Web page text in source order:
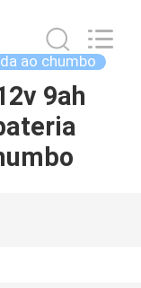
ao chumbo
9ah